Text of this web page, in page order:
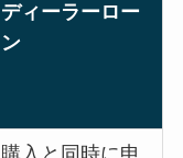
ディーラーロー
ン